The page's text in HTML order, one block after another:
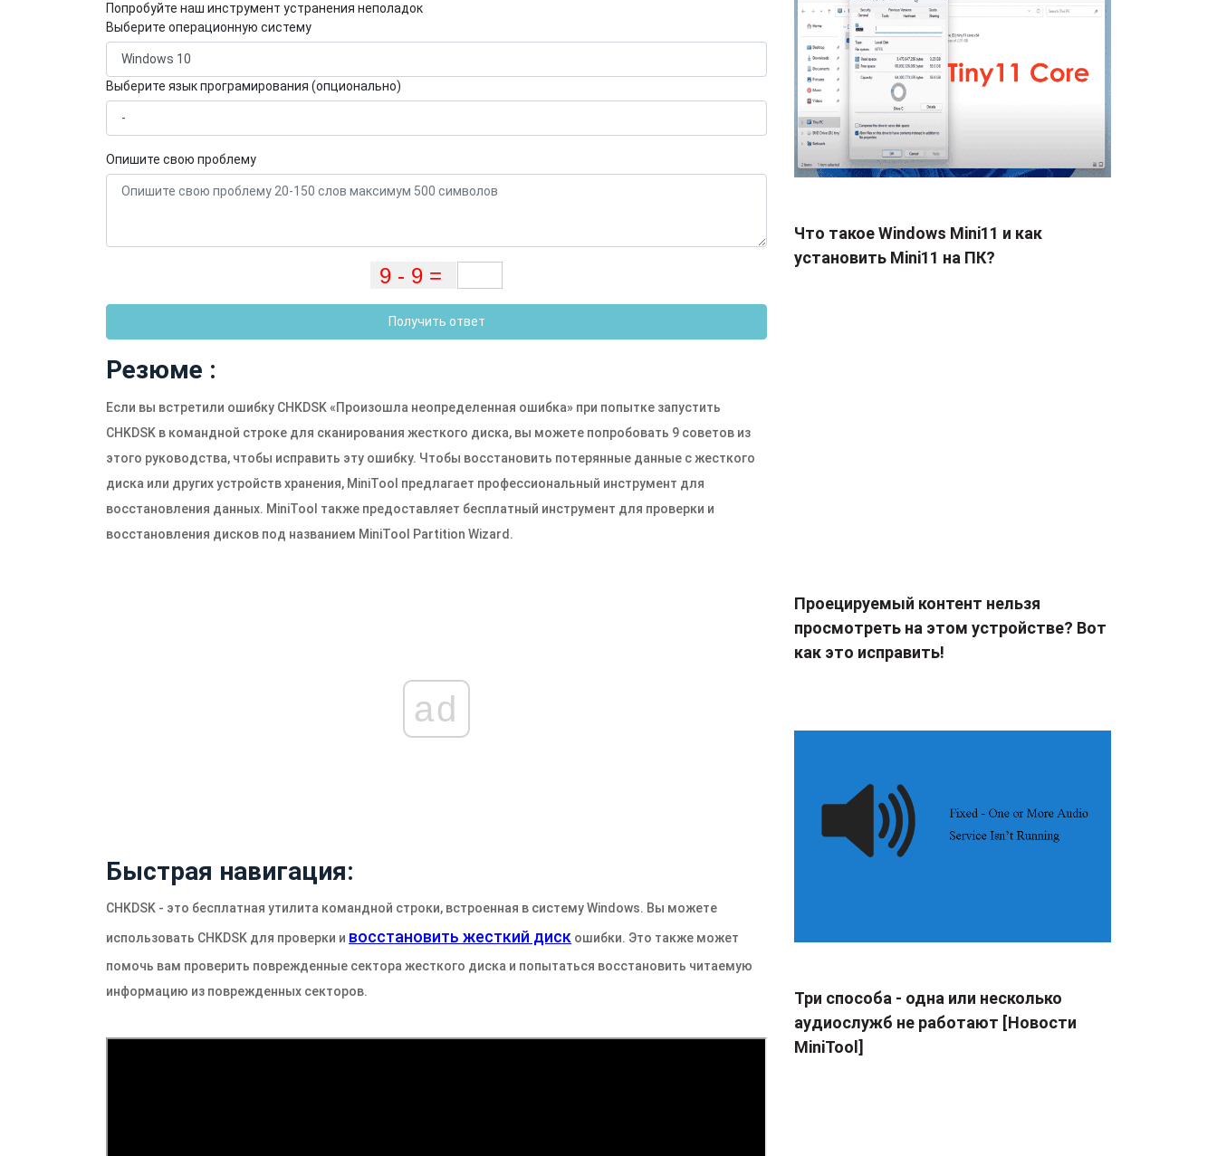
Попробуйте наш инструмент устранения неполадок
Выберите операционную систему
Выберите язык програмирования (опционально)
Опишите свою проблему
Получить ответ
Резюме :
Если вы встретили ошибку CHKDSK «Произошла неопределенная ошибка» при попытке запустить
CHKDSK в командной строке для сканирования жесткого диска, вы можете попробовать 9 советов из
этого руководства, чтобы исправить эту ошибку. Чтобы восстановить потерянные данные с жесткого
диска или других устройств хранения, MiniTool предлагает профессиональный инструмент для
восстановления данных. MiniTool также предоставляет бесплатный инструмент для проверки и
восстановления дисков под названием MiniTool Partition Wizard.
ad
Быстрая навигация:
CHKDSK - это бесплатная утилита командной строки, встроенная в систему Windows. Вы можете
использовать CHKDSK для проверки и восстановить жесткий диск ошибки. Это также может
помочь вам проверить поврежденные сектора жесткого диска и попытаться восстановить читаемую
информацию из поврежденных секторов.
Что такое Windows Mini11 и как
установить Mini11 на ПК?
Проецируемый контент нельзя
просмотреть на этом устройстве? Вот
как это исправить!
Три способа - одна или несколько
аудиослужб не работают [Новости
MiniTool]